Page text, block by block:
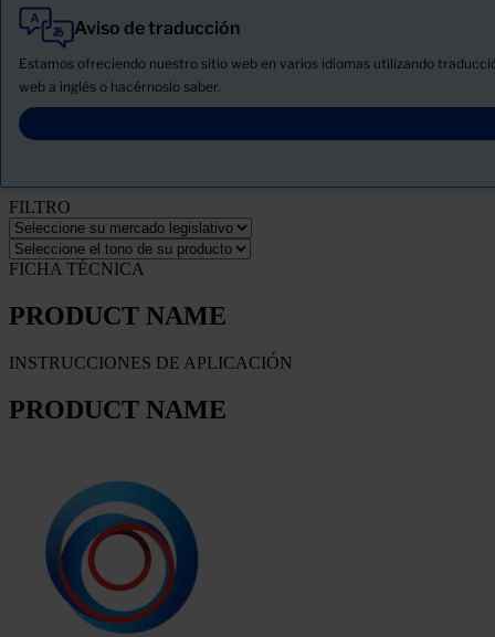
Aviso de traducción
Estamos ofreciendo nuestro sitio web en varios idiomas utilizando
web a inglés o hacérnoslo saber.
Todo
Productos
Descargue la ficha de seguridad del producto
FILTRO
FICHA TÉCNICA
PRODUCT NAME
INSTRUCCIONES DE APLICACIÓN
PRODUCT NAME